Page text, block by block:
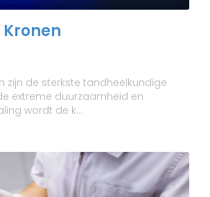
zijn de sterkste tandheelkundige
extreme duurzaamheid en
wordt de k...